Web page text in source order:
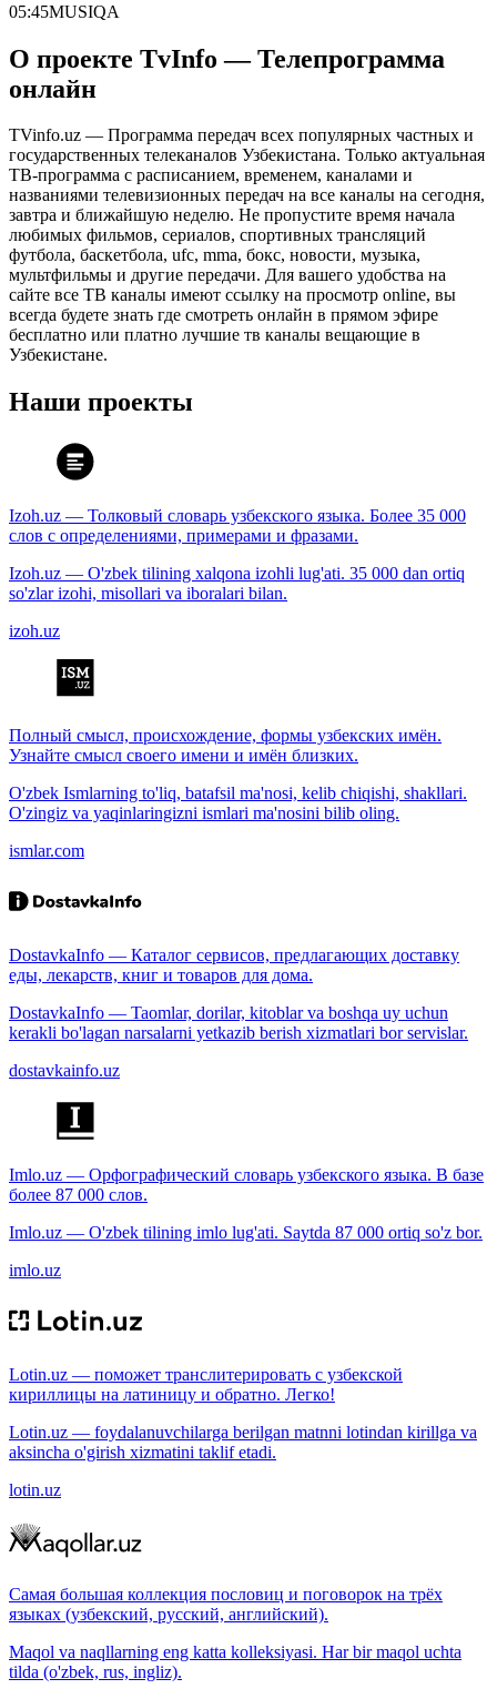
05:45MUSIQA
О проекте TvInfo — Телепрограмма
онлайн
TVinfo.uz — Программа передач всех популярных частных и
государственных телеканалов Узбекистана. Только актуальная
ТВ-программа с расписанием, временем, каналами и
названиями телевизионных передач на все каналы на сегодня,
завтра и ближайшую неделю. Не пропустите время начала
любимых фильмов, сериалов, спортивных трансляций
футбола, баскетбола, ufc, mma, бокс, новости, музыка,
мультфильмы и другие передачи. Для вашего удобства на
сайте все ТВ каналы имеют ссылку на просмотр online, вы
всегда будете знать где смотреть онлайн в прямом эфире
бесплатно или платно лучшие тв каналы вещающие в
Узбекистане.
Наши проекты
Izoh.uz — Толковый словарь узбекского языка. Более 35 000
слов с определениями, примерами и фразами.
Izoh.uz — O'zbek tilining xalqona izohli lug'ati. 35 000 dan ortiq
so'zlar izohi, misollari va iboralari bilan.
izoh.uz
Полный смысл, происхождение, формы узбекских имён.
Узнайте смысл своего имени и имён близких.
O'zbek Ismlarning to'liq, batafsil ma'nosi, kelib chiqishi, shakllari.
O'zingiz va yaqinlaringizni ismlari ma'nosini bilib oling.
ismlar.com
DostavkaInfo — Каталог сервисов, предлагающих доставку
еды, лекарств, книг и товаров для дома.
DostavkaInfo — Taomlar, dorilar, kitoblar va boshqa uy uchun
kerakli bo'lagan narsalarni yetkazib berish xizmatlari bor servislar.
dostavkainfo.uz
Imlo.uz — Орфографический словарь узбекского языка. В базе
более 87 000 слов.
Imlo.uz — O'zbek tilining imlo lug'ati. Saytda 87 000 ortiq so'z bor.
imlo.uz
Lotin.uz — поможет транслитерировать с узбекской
кириллицы на латиницу и обратно. Легко!
Lotin.uz — foydalanuvchilarga berilgan matnni lotindan kirillga va
aksincha o'girish xizmatini taklif etadi.
lotin.uz
Самая большая коллекция пословиц и поговорок на трёх
языках (узбекский, русский, английский).
Maqol va naqllarning eng katta kolleksiyasi. Har bir maqol uchta
tilda (o'zbek, rus, ingliz).